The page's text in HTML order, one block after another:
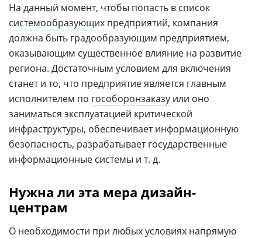
На данный момент, чтобы попасть в список
системообразующих предприятий, компания
должна быть градообразующим предприятием,
оказывающим существенное влияние на развитие
региона. Достаточным условием для включения
станет и то, что предприятие является главным
исполнителем по гособоронзаказу или оно
заниматься эксплуатацией критической
инфраструктуры, обеспечивает информационную
безопасность, разрабатывает государственные
информационные системы и т. д.
Нужна ли эта мера дизайн-
центрам
О необходимости при любых условиях напрямую